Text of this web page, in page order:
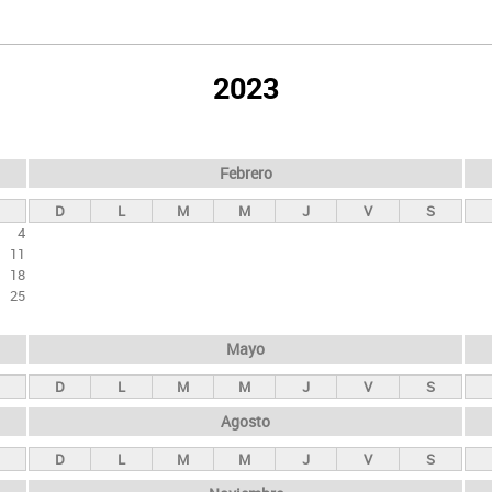
2023
4
11
18
25
Febrero
D L M M J V S
Mayo
D L M M J V S
Agosto
D L M M J V S